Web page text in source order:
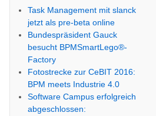
Task Management mit slanck
jetzt als pre-beta online
Bundespräsident Gauck
besucht BPMSmartLego®-
Factory
Fotostrecke zur CeBIT 2016:
BPM meets Industrie 4.0
Software Campus erfolgreich
abgeschlossen: